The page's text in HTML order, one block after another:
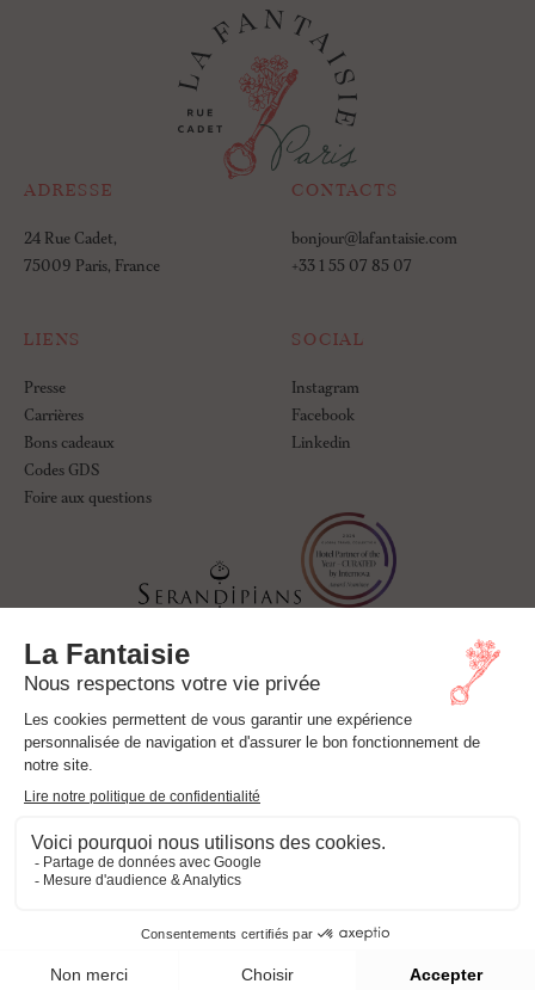
ADRESSE
24 Rue Cadet,
75009 Paris, France
CONTACTS
bonjour@lafantaisie.com
+33 1 55 07 85 07
LIENS
Presse
Carrières
Bons cadeaux
Codes GDS
Foire aux questions
SOCIAL
Instagram
Facebook
Linkedin
© La Fantaisie Paris. Tous droits réservés.
Cookies
légales